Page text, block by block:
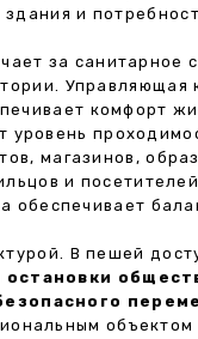
и
за санитарное
Управляющая
комфорт
уровень
магазинов,
и
обеспечивает
В пешей